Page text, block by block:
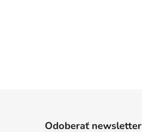
Odoberať newsletter